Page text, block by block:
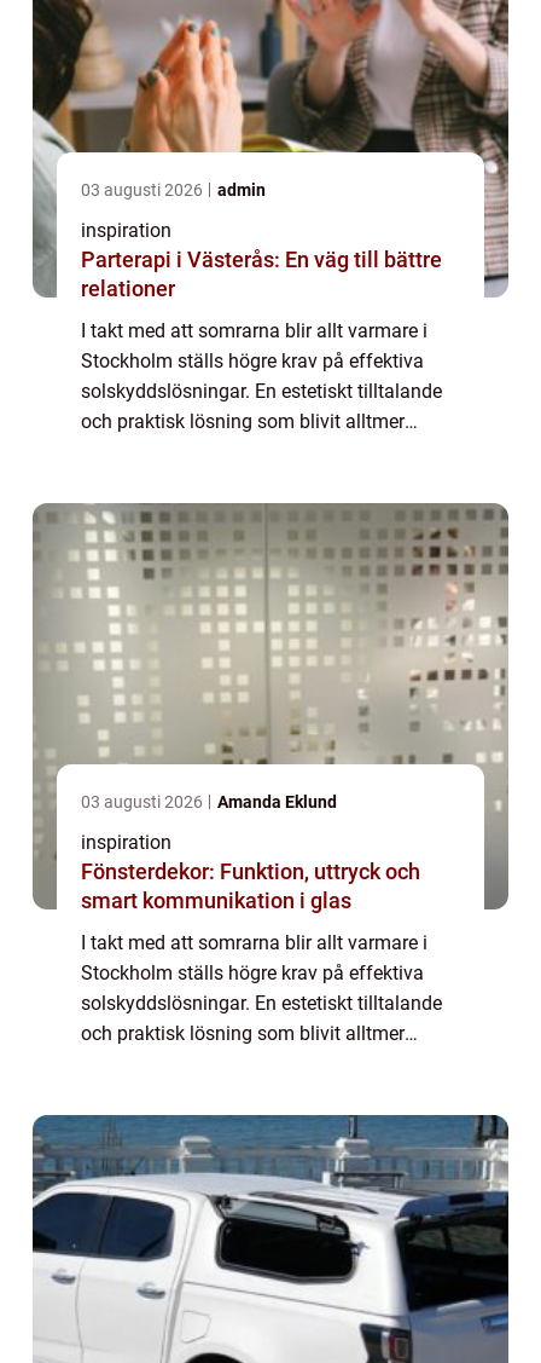
03 augusti 2026 admin
inspiration
Parterapi i Västerås: En väg till bättre
relationer
I takt med att somrarna blir allt varmare i
Stockholm ställs högre krav på effektiva
solskyddslösningar. En estetiskt tilltalande
och praktisk lösning som blivit alltmer
03 augusti 2026 Amanda Eklund
inspiration
Fönsterdekor: Funktion, uttryck och
smart kommunikation i glas
I takt med att somrarna blir allt varmare i
Stockholm ställs högre krav på effektiva
solskyddslösningar. En estetiskt tilltalande
och praktisk lösning som blivit alltmer